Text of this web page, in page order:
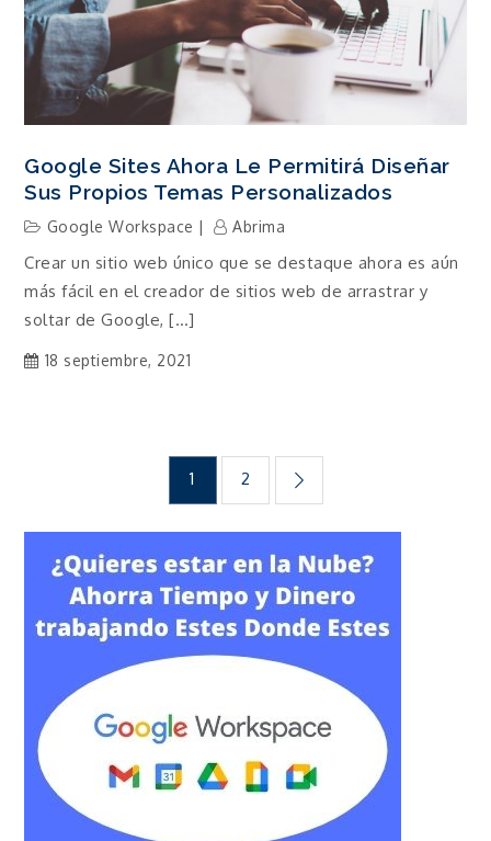
Google Sites Ahora Le Permitirá Diseñar
Sus Propios Temas Personalizados
Google Workspace Abrima
Crear un sitio web único que se destaque ahora es aún
más fácil en el creador de sitios web de arrastrar y
soltar de Google, […]
18 septiembre, 2021
Navegación
de
entradas
1 2